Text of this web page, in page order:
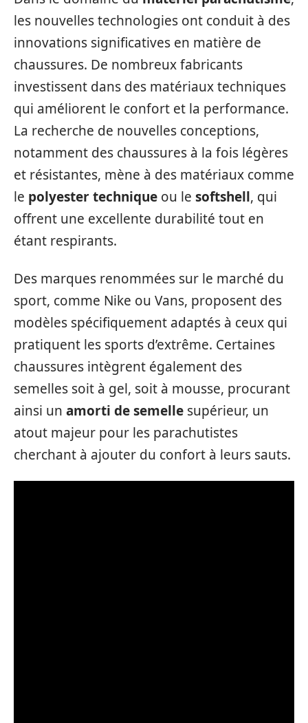
les nouvelles technologies ont conduit à des
innovations significatives en matière de
chaussures. De nombreux fabricants
investissent dans des matériaux techniques
qui améliorent le confort et la performance.
La recherche de nouvelles conceptions,
notamment des chaussures à la fois légères
et résistantes, mène à des matériaux comme
le polyester technique ou le softshell, qui
offrent une excellente durabilité tout en
étant respirants.
Des marques renommées sur le marché du
sport, comme Nike ou Vans, proposent des
modèles spécifiquement adaptés à ceux qui
pratiquent les sports d’extrême. Certaines
chaussures intègrent également des
semelles soit à gel, soit à mousse, procurant
ainsi un amorti de semelle supérieur, un
atout majeur pour les parachutistes
cherchant à ajouter du confort à leurs sauts.